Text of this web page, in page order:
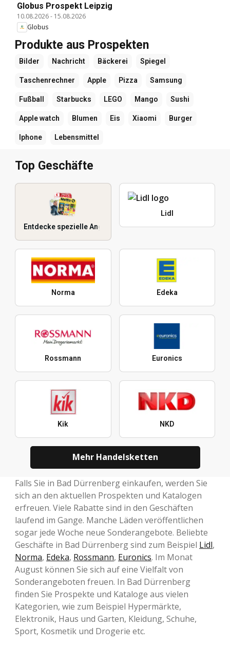
Globus Prospekt Leipzig
10.08.2026- 15.08.2026
Globus
Produkte aus Prospekten
Bilder Nachricht Bäckerei Spiegel
Taschenrechner Apple Pizza Samsung
Fußball Starbucks LEGO Mango Sushi
Apple watch Blumen Eis Xiaomi Burger
Iphone Lebensmittel
Top Geschäfte
Entdecke spezielle Angebote
Lidl
Norma Edeka
Rossmann Euronics
Kik NKD
Mehr Handelsketten
Falls Sie in Bad Dürrenberg einkaufen, werden Sie
sich an den aktuellen Prospekten und Katalogen
erfreuen. Viele Rabatte sind in den Geschäften
laufend im Gange. Manche Läden veröffentlichen
sogar jede Woche neue Sonderangebote. Beliebte
Geschäfte in Bad Dürrenberg sind zum Beispiel Lidl,
Norma, Edeka, Rossmann, Euronics. Im Monat
August können Sie sich auf eine Vielfalt von
Sonderangeboten freuen. In Bad Dürrenberg
finden Sie Prospekte und Kataloge aus vielen
Kategorien, wie zum Beispiel Hypermärkte,
Elektronik, Haus und Garten, Kleidung, Schuhe,
Sport, Kosmetik und Drogerie etc.